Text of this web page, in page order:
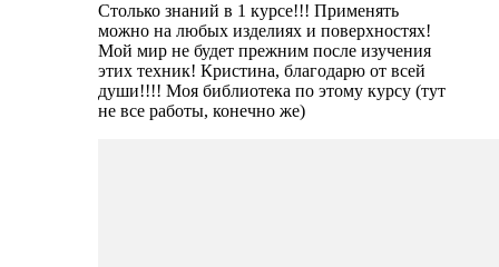
Столько знаний в 1 курсе!!! Применять
можно на любых изделиях и поверхностях!
Мой мир не будет прежним после изучения
этих техник! Кристина, благодарю от всей
души!!!! Моя библиотека по этому курсу (тут
не все работы, конечно же)